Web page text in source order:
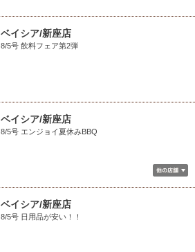
ベイシア/新座店
8/5号 飲料フェア第2弾
ベイシア/新座店
8/5号 エンジョイ夏休みBBQ
ベイシア/新座店
8/5号 日用品が安い！！